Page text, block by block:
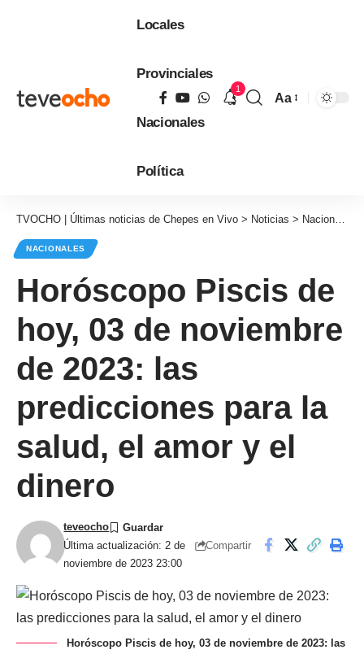
Locales
Provinciales
Nacionales
Política
1
Aa
TVOCHO | Últimas noticias de Chepes en Vivo > Noticias > Nacionales
NACIONALES
Horóscopo Piscis de
hoy, 03 de noviembre
de 2023: las
predicciones para la
salud, el amor y el
dinero
Última actualización: 2 de
noviembre de 2023 23:00
teveocho
Compartir
Horóscopo Piscis de hoy, 03 de noviembre de 2023: las